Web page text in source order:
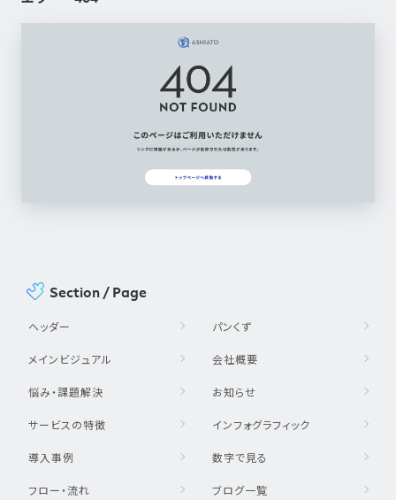
Section / Page
ヘッダー
メインビジュアル
悩み・課題解決
サービスの特徴
導入事例
フロー・流れ
パンくず
会社概要
お知らせ
インフォグラフィック
数字で見る
ブログ一覧